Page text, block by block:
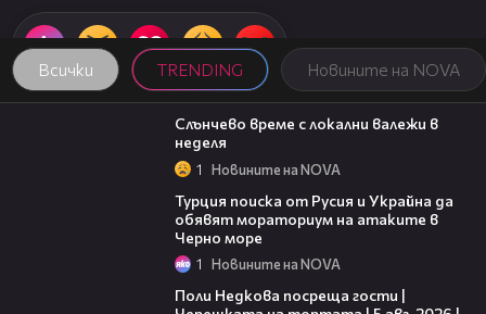
Всички TRENDING Новините на NOVA
00:56
Слънчево време с локални валежи в
неделя
1 Новините на NOVA
Турция поиска от Русия и Украйна да
обявят мораториум на атаките в
Черно море
1 Новините на NOVA
Поли Недкова посреща гости |